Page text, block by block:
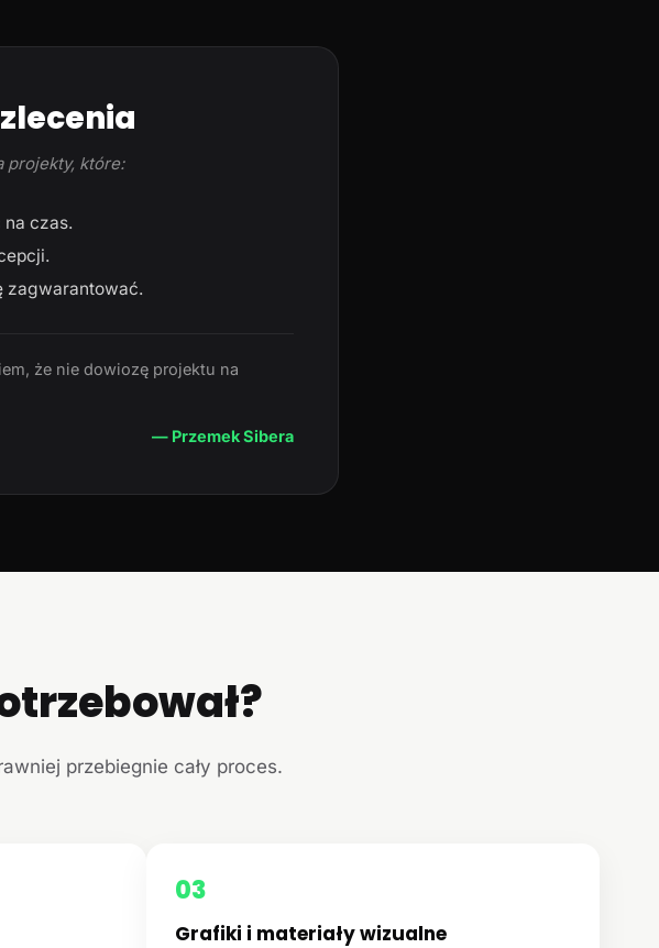
projekty, które:
czas.
zagwarantować.
że nie dowiozę projektu na
— Przemek Sibera
przebiegnie cały proces.
03
Grafiki i materiały wizualne